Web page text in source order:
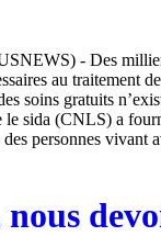
- Des
au traitement
soins gratuits
sida (CNLS) a
des personnes